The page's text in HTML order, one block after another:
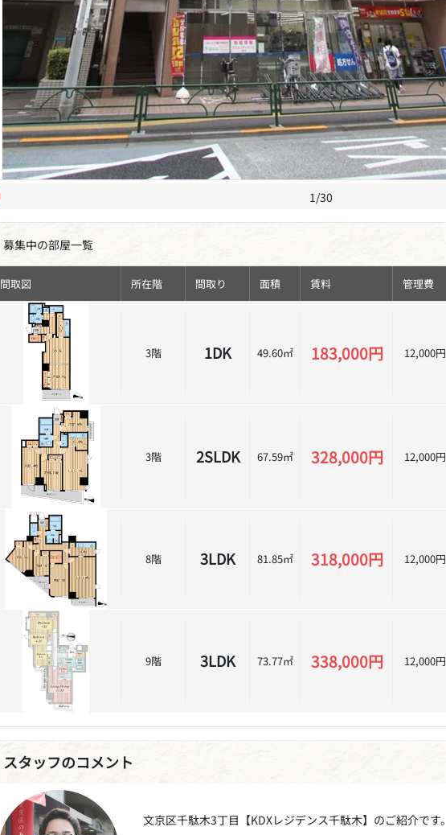
1/30
募集中の部屋一覧
間取図 所在階 間取り 面積 賃料 管理費
3階 1DK 49.60㎡ 183,000円 12,000円
3階 2SLDK 67.59㎡ 328,000円 12,000円
8階 3LDK 81.85㎡ 318,000円 12,000円
9階 3LDK 73.77㎡ 338,000円 12,000円
スタッフのコメント
文京区千駄木3丁目【KDXレジデンス千駄木】のご紹介です。